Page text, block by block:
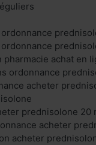
achat en
ordonnance
acheter
prednisolone 20
acheter
acheter